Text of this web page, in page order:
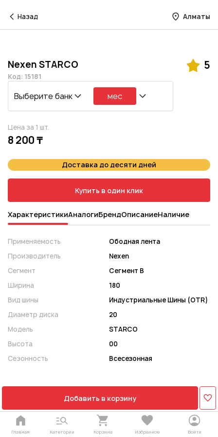
Назад Алматы
Nexen STARCO 5
Код: 15181
Выберите банк мес
Цена за 1 шт.
8 200 ₸
Доставка до десяти дней
Купить в один клик
ХарактеристикиАналогиБрендОписаниеНаличие
Применяемость
Ободная лента
Производитель
Nexen
Сегмент
Сегмент B
Ширина
180
Вид шины
Индустриальные Шины (OTR)
Диаметр диска
20
Модель
STARCO
Высота
00
Сезонность
Всесезонная
Добавить в корзину
Главная Категории Корзина Избранное Войти